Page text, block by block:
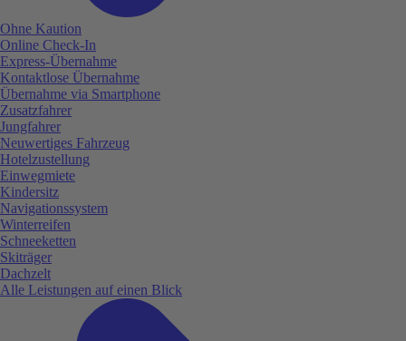
Ohne Kaution
Online Check-In
Express-Übernahme
Kontaktlose Übernahme
Übernahme via Smartphone
Zusatzfahrer
Jungfahrer
Neuwertiges Fahrzeug
Hotelzustellung
Einwegmiete
Kindersitz
Navigationssystem
Winterreifen
Schneeketten
Skiträger
Dachzelt
Alle Leistungen auf einen Blick